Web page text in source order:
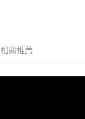
聯繫「AFTEE先享後付
交易相關給付款項請求債
相關推薦